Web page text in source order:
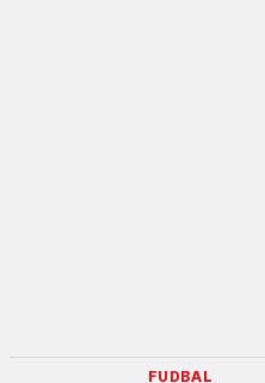
FUDBAL